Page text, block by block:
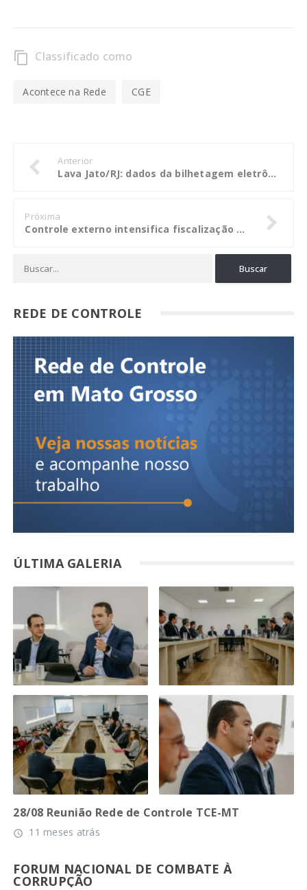
content_copy Classificado como
Acontece na Rede CGE
Anterior
Lava Jato/RJ: dados da bilhetagem eletrônica Riocard são alvo de busca e apreensão
Próxima
Controle externo intensifica fiscalização e orientação aos RPPS
REDE DE CONTROLE
ÚLTIMA GALERIA
28/08 Reunião Rede de Controle TCE-MT
access_time 11 meses atrás
FORUM NACIONAL DE COMBATE À
CORRUPÇÃO